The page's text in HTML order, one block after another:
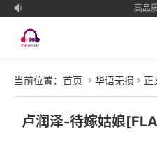
 高品
当前位置： 首页  华语无损  正
卢润泽-待嫁姑娘